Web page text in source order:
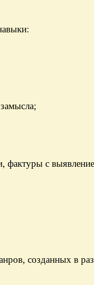
фактуры с
созданных в